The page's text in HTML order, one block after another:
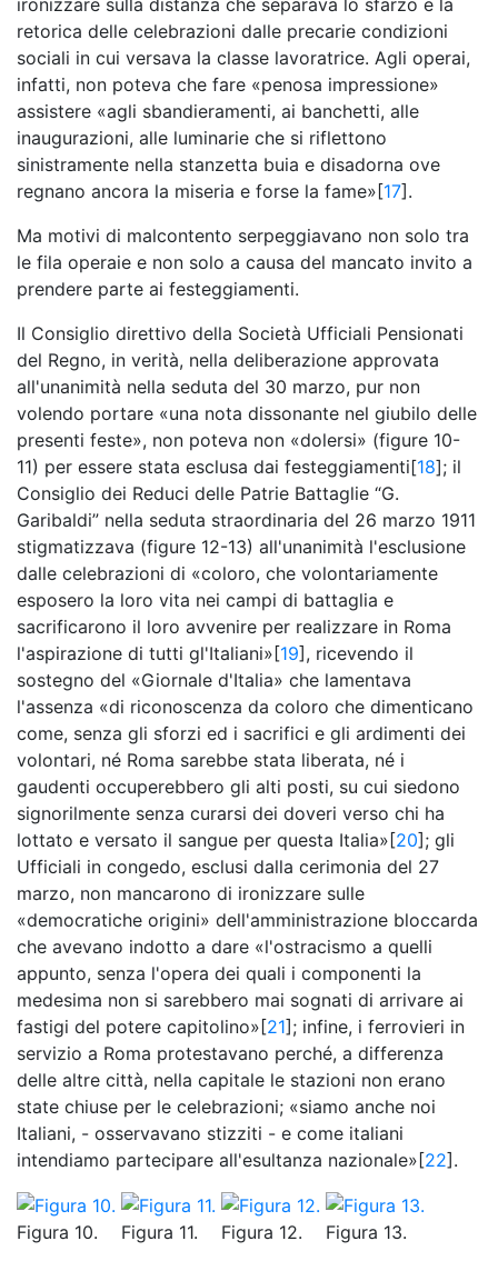
retorica delle celebrazioni dalle precarie condizioni
sociali in cui versava la classe lavoratrice. Agli operai,
infatti, non poteva che fare «penosa impressione»
assistere «agli sbandieramenti, ai banchetti, alle
inaugurazioni, alle luminarie che si riflettono
sinistramente nella stanzetta buia e disadorna ove
regnano ancora la miseria e forse la fame»[17].
Ma motivi di malcontento serpeggiavano non solo tra
le fila operaie e non solo a causa del mancato invito a
prendere parte ai festeggiamenti.
Il Consiglio direttivo della Società Ufficiali Pensionati
del Regno, in verità, nella deliberazione approvata
all'unanimità nella seduta del 30 marzo, pur non
volendo portare «una nota dissonante nel giubilo delle
presenti feste», non poteva non «dolersi» (figure 10-
11) per essere stata esclusa dai festeggiamenti[18]; il
Consiglio dei Reduci delle Patrie Battaglie “G.
Garibaldi” nella seduta straordinaria del 26 marzo 1911
stigmatizzava (figure 12-13) all'unanimità l'esclusione
dalle celebrazioni di «coloro, che volontariamente
esposero la loro vita nei campi di battaglia e
sacrificarono il loro avvenire per realizzare in Roma
l'aspirazione di tutti gl'Italiani»[19], ricevendo il
sostegno del «Giornale d'Italia» che lamentava
l'assenza «di riconoscenza da coloro che dimenticano
come, senza gli sforzi ed i sacrifici e gli ardimenti dei
volontari, né Roma sarebbe stata liberata, né i
gaudenti occuperebbero gli alti posti, su cui siedono
signorilmente senza curarsi dei doveri verso chi ha
lottato e versato il sangue per questa Italia»[20]; gli
Ufficiali in congedo, esclusi dalla cerimonia del 27
marzo, non mancarono di ironizzare sulle
«democratiche origini» dell'amministrazione bloccarda
che avevano indotto a dare «l'ostracismo a quelli
appunto, senza l'opera dei quali i componenti la
medesima non si sarebbero mai sognati di arrivare ai
fastigi del potere capitolino»[21]; infine, i ferrovieri in
servizio a Roma protestavano perché, a differenza
delle altre città, nella capitale le stazioni non erano
state chiuse per le celebrazioni; «siamo anche noi
Italiani, - osservavano stizziti - e come italiani
intendiamo partecipare all'esultanza nazionale»[22].
Figura 10. Figura 11. Figura 12. Figura 13.